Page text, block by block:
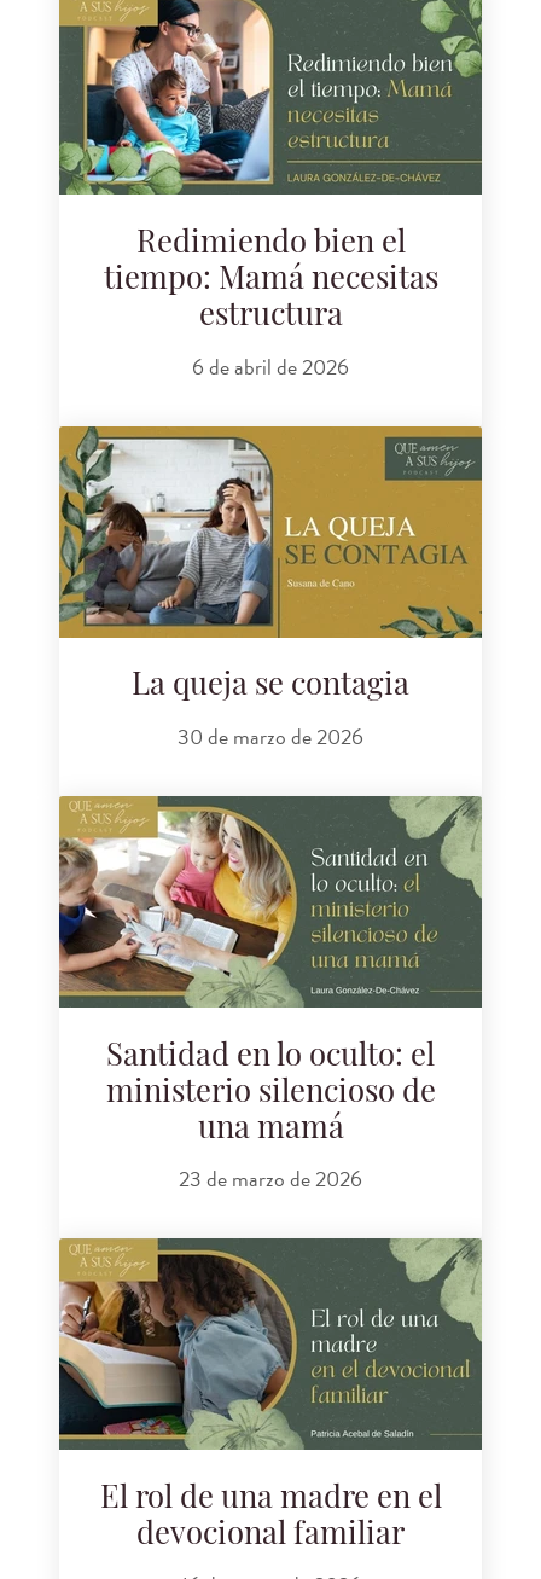
Redimiendo bien el
tiempo: Mamá necesitas
estructura
6 de abril de 2026
La queja se contagia
30 de marzo de 2026
Santidad en lo oculto: el
ministerio silencioso de
una mamá
23 de marzo de 2026
El rol de una madre en el
devocional familiar